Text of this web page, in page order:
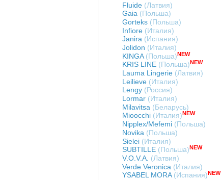
Fluide (Латвия)
Gaia (Польша)
Gorteks (Польша)
Infiore (Италия)
Janira (Испания)
Jolidon (Италия)
KINGA (Польша)NEW
KRIS LINE (Польша) NEW
Lauma Lingerie (Латвия)
Leilieve (Италия)
Lengy (Россия)
Lormar (Италия)
Milavitsa (Беларусь)
Mioocchi (Италия) NEW
Nipplex/Mefemi (Польша)
Novika (Польша)
Sielei (Италия)
SUBTILLE (Польша)NEW
V.O.V.A. (Латвия)
Verde Veronica (Италия)
YSABEL MORA(Испания) NEW